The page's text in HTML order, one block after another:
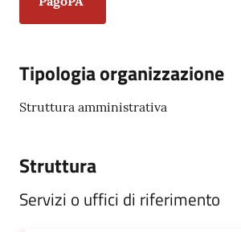
Tipologia organizzazione
Struttura amministrativa
Struttura
Servizi o uffici di riferimento